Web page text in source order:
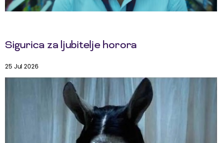
Sigurica za ljubitelje horora
25 Jul 2026